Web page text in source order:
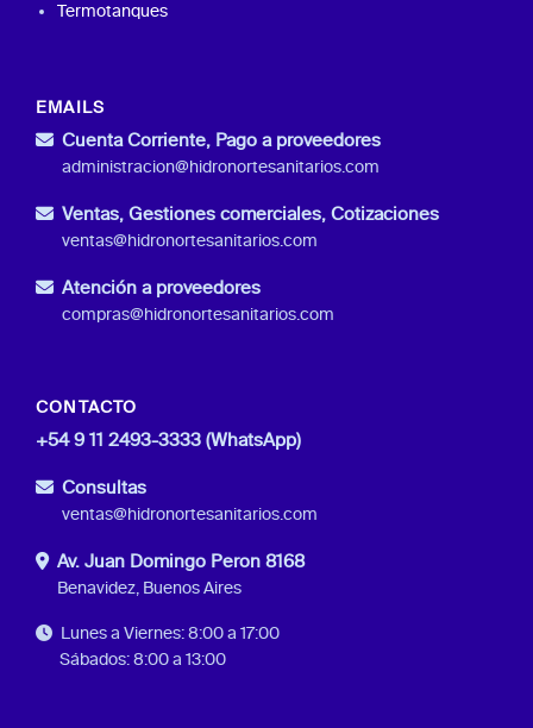
Termotanques
EMAILS
Cuenta Corriente, Pago a proveedores
administracion@hidronortesanitarios.com
Ventas, Gestiones comerciales, Cotizaciones
ventas@hidronortesanitarios.com
Atención a proveedores
compras@hidronortesanitarios.com
CONTACTO
+54 9 11 2493-3333 (WhatsApp)
Consultas
ventas@hidronortesanitarios.com
Av. Juan Domingo Peron 8168
Benavidez, Buenos Aires
Lunes a Viernes: 8:00 a 17:00
Sábados: 8:00 a 13:00